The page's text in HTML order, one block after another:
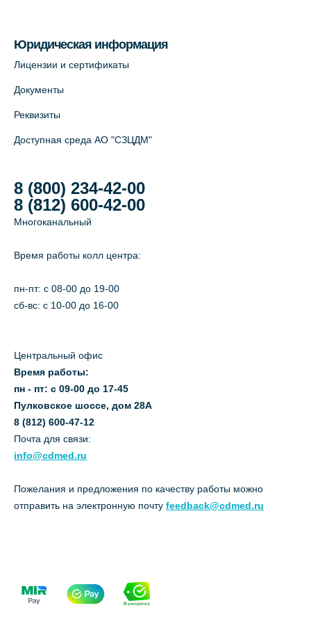
Лабораторный терминал на Большом
+7 (812) 565-11-12
На карте
Юридическая информация
Лицензии и сертификаты
Документы
Реквизиты
Доступная среда АО "СЗЦДМ"
8 (800) 234-42-00
8 (812) 600-42-00
Многоканальный
Время работы колл центра:
пн-пт: c 08-00 до 19-00
сб-вс: с 10-00 до 16-00
Центральный офис
Время работы:
пн - пт: с 09-00 до 17-45
Пулковское шоссе, дом 28А
8 (812) 600-47-12
Почта для связи:
info@cdmed.ru
Пожелания и предложения по качеству работы можно
отправить на электронную почту feedback@cdmed.ru